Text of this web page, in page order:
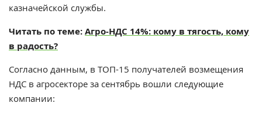
казначейской службы.
Читать по теме:Агро-НДС 14%: кому в тягость, кому
в радость?
Согласно данным, в ТОП-15 получателей возмещения
НДС в агросекторе за сентябрь вошли следующие
компании: